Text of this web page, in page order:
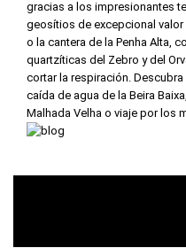
gracias a los impresionantes
geosítios de excepcional
o la cantera de la Penha Alta,
quartzíticas del Zebro y del
cortar la respiración.
caída de agua de la Beira
Malhada Velha o viaje por los